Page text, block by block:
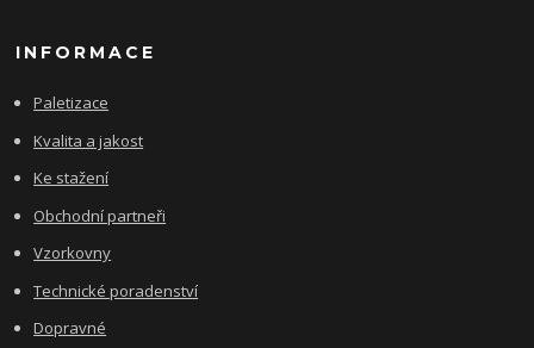
INFORMACE
Paletizace
Kvalita a jakost
Ke stažení
Obchodní partneři
Vzorkovny
Technické poradenství
Dopravné